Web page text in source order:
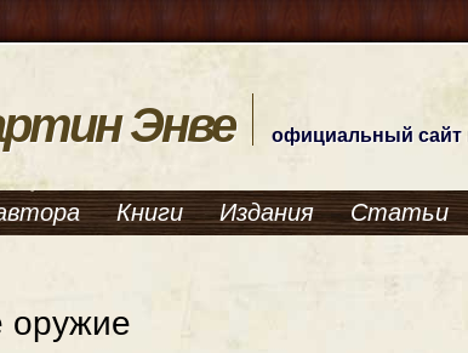
Энве официальный сайт
Книги Издания Статьи
оружие